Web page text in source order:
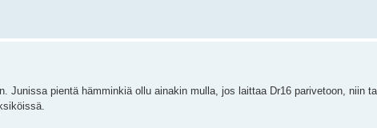
Junissa pientä hämminkiä ollu ainakin mulla, jos laittaa Dr16 parivetoon, niin